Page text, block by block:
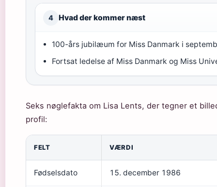
4 Hvad der kommer næst
100-års jubilæum for Miss Danmark i
Fortsat ledelse af Miss Danmark og Miss
Seks nøglefakta om Lisa Lents, der tegner et
profil:
FELT VÆRDI
Fødselsdato 15. december 1986